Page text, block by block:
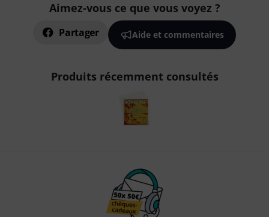
Aimez-vous ce que vous voyez ?
Partager Aide et commentaires
Produits récemment consultés